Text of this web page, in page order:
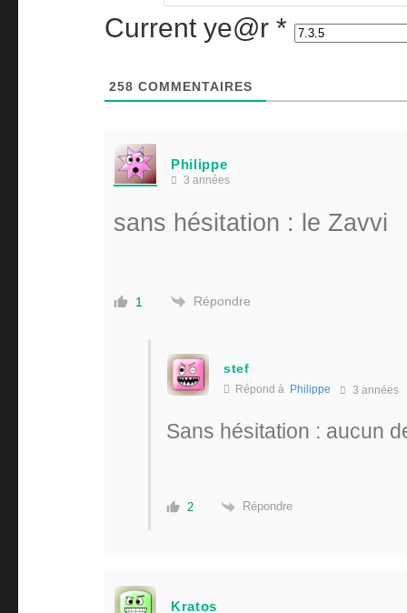
Current ye@r *
258 COMMENTAIRES
Philippe
3 années
sans hésitation : le Zavvi
1 Répondre
stef
Répond à Philippe 3 années
Sans hésitation : aucun
2 Répondre
Kratos